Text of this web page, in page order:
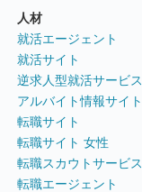
人材
就活エージェント
就活サイト
逆求人型就活サービス
アルバイト情報サイト
転職サイト
転職サイト 女性
転職スカウトサービス
転職エージェント